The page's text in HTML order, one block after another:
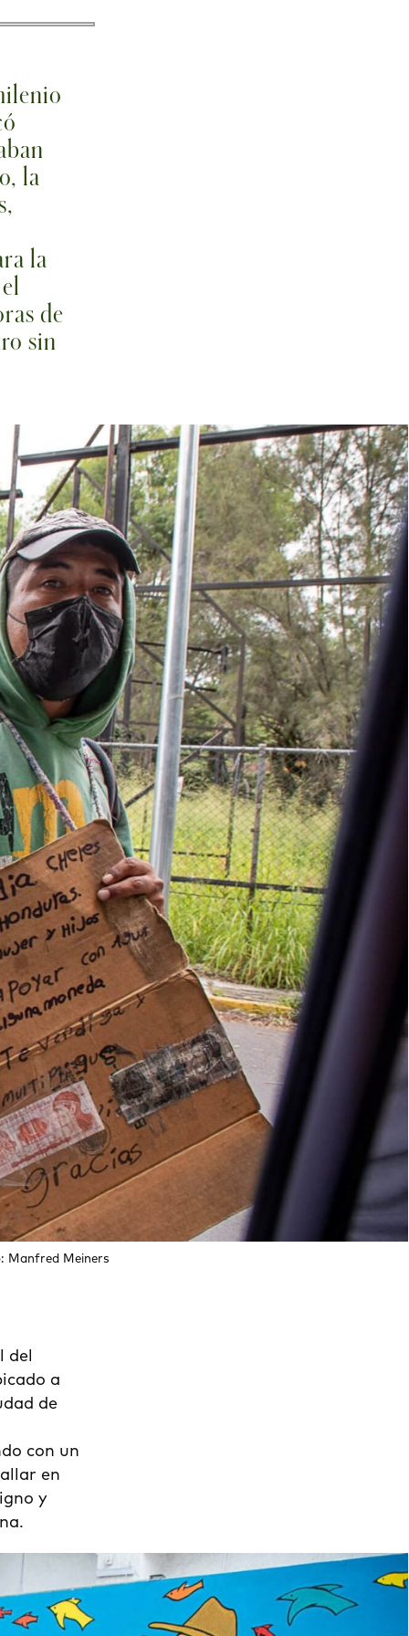
la
la
de
sin
Manfred Meiners
del
a
de
con un
en
y